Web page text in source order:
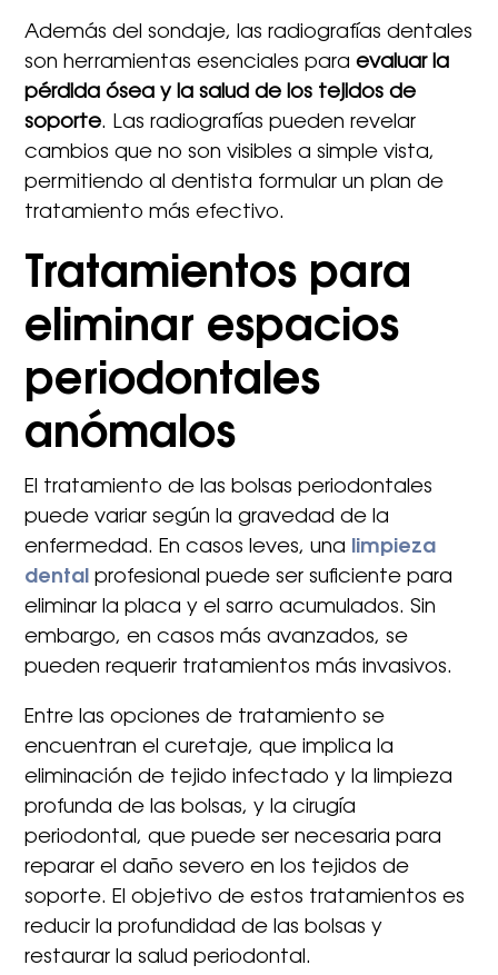
Además del sondaje, las radiografías dentales
son herramientas esenciales paraevaluar la
pérdida ósea y la salud de los tejidos de
soporte. Las radiografías pueden revelar
cambios que no son visibles a simple vista,
permitiendo al dentista formular un plan de
tratamiento más efectivo.
Tratamientos para
eliminar espacios
periodontales
anómalos
El tratamiento de las bolsas periodontales
puede variar según la gravedad de la
enfermedad. En casos leves, una limpieza
dental profesional puede ser suficiente para
eliminar la placa y el sarro acumulados. Sin
embargo, en casos más avanzados, se
pueden requerir tratamientos más invasivos.
Entre las opciones de tratamiento se
encuentran el curetaje, que implica la
eliminación de tejido infectado y la limpieza
profunda de las bolsas, y la cirugía
periodontal, que puede ser necesaria para
reparar el daño severo en los tejidos de
soporte. El objetivo de estos tratamientos es
reducir la profundidad de las bolsas y
restaurar la salud periodontal.